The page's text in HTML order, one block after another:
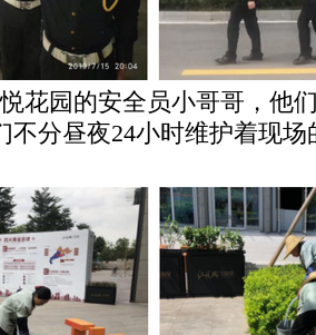
花园的安全员小哥哥，他
不分昼夜24小时维护着现场